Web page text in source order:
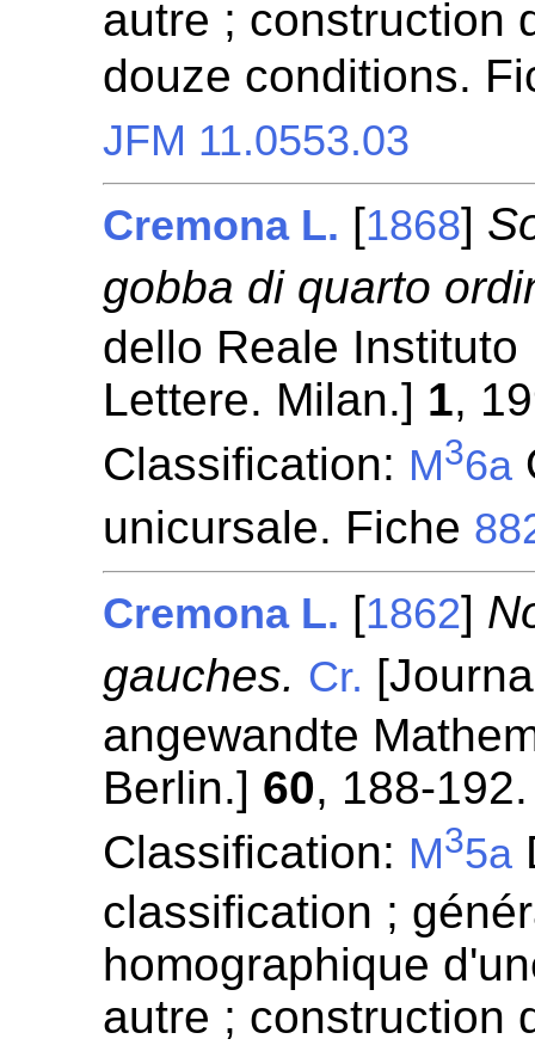
autre ; construction
douze conditions.
JFM 11.0553.03
Cremona L. [1868]
gobba di quarto
dello Reale
Lettere. Milan.] 1,
Classification: M36a
unicursale. Fiche
Cremona L. [1862]
gauches. Cr.
angewandte
Berlin.] 60, 188-192.
Classification: M35a
classification ;
homographique
autre ; construction